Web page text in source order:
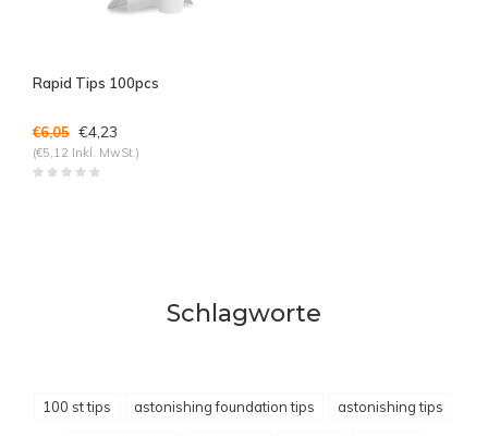
Rapid Tips 100pcs
€6,05 €4,23
(€5,12 Inkl. MwSt.)
Schlagworte
100 st tips astonishing foundation tips astonishing tips